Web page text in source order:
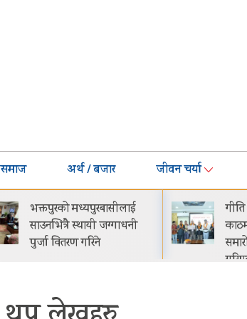
समाज अर्थ / बजार जीवन चर्या
गीति एल्बम ‘जागृति’ राजधानी
काठमाडौंमा आयोजित विशेष
समारोहबीच लोकार्पण